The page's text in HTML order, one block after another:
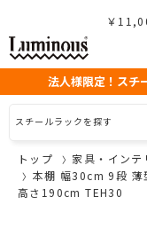
￥
法人様限定！スチ
スチールラックを探す
トップ
家具・インテ
本棚 幅30cm 9段
高さ190cm TEH30